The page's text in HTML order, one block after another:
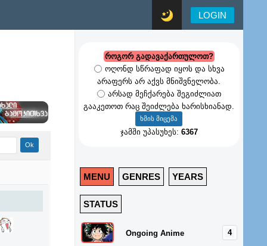
LOGIN
როგორ გადავაქართულოთ?
ოღონდ სწრაფად იყოს და სხვა
არაფერს არ აქვს მნიშვნელობა.
არსად მეჩქარება შეგიძლიათ
გააკეთოთ რაც შეიძლება ხარისხიანად.
ჯამში უპასუხეს: 6367
MENU GENRES YEARS
STATUS
4
Ongoing Anime